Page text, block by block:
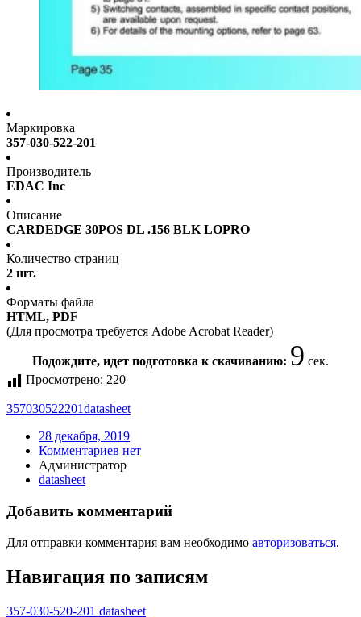
Маркировка
357-030-522-201
Производитель
EDAC Inc
Описание
CARDEDGE 30POS DL .156 BLK LOPRO
Количество страниц
2 шт.
Форматы файла
HTML, PDF
(Для просмотра требуется Adobe Acrobat Reader)
Подождите, идет подготовка к скачиванию: 9 сек.
Просмотрено: 220
357030522201datasheet
28 декабря, 2019
Комментариев нет
Администратор
datasheet
Добавить комментарий
Для отправки комментария вам необходимо авторизоваться.
Навигация по записям
357-030-520-201 datasheet